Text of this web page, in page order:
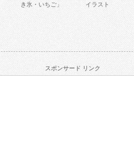
き氷・いちご」
イラスト
スポンサード リンク